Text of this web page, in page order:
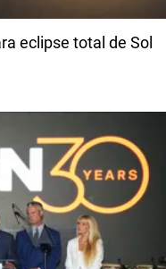
eclipse total de Sol